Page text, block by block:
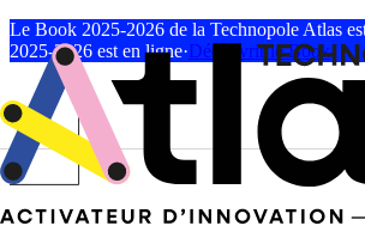
Le Book 2025-2026 de la Technopole Atlas
2025-2026 est en ligne·Découvrir le Book